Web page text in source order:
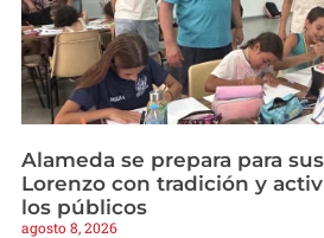
Alameda se prepara para
Lorenzo con tradición y
los públicos
agosto 8, 2026